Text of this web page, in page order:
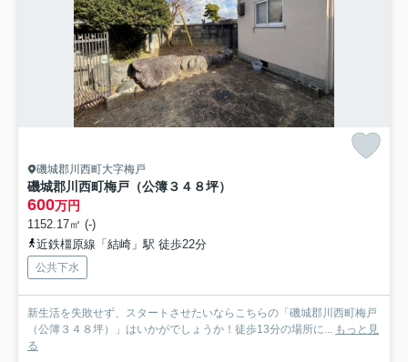
磯城郡川西町大字梅戸
磯城郡川西町梅戸（公簿３４８坪）
600万円
1152.17㎡ (-)
近鉄橿原線「結崎」駅 徒歩22分
公共下水
新生活を失敗せず、スタートさせたいならこちらの「磯城郡川西町梅戸
（公簿３４８坪）」はいかがでしょうか！徒歩13分の場所に... もっと見
る